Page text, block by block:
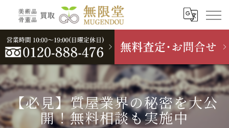
【必見】質屋業界の秘密を大公
開！無料相談も実施中